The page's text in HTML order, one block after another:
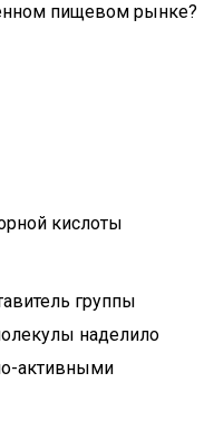
пищевом рынке?
группы
наделило
активными